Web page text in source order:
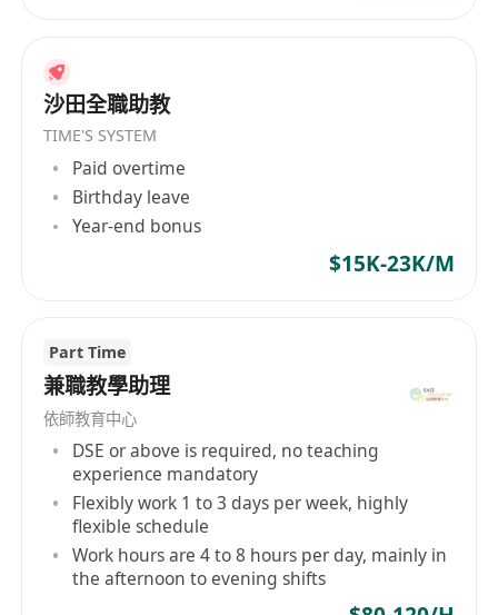
本機構將以電郵或電話回覆約見面試。
沙田全職助教
TIME'S SYSTEM
Paid overtime
Birthday leave
Year-end bonus
$15K-23K/M
Part Time
兼職教學助理
依師教育中心
DSE or above is required, no teaching
experience mandatory
Flexibly work 1 to 3 days per week, highly
flexible schedule
Work hours are 4 to 8 hours per day, mainly in
the afternoon to evening shifts